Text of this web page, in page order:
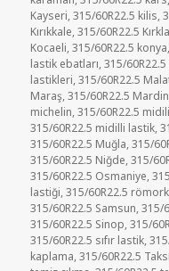
Kayseri ,315/60R22.5 kilis ,
Kırıkkale ,315/60R22.5
Kocaeli ,315/60R22.5 konya
lastik ebatları ,315/
lastikleri ,315/60R22.5
Maraş ,315/60R22.5 Mardin
michelin ,315/60R22.5
315/60R22.5 midilli lastik ,
315/60R22.5 Muğla ,315/
315/60R22.5 Niğde ,315/
315/60R22.5 Osmaniye ,
lastiği ,315/60R22.5
315/60R22.5 Samsun ,315/
315/60R22.5 Sinop ,315/
315/60R22.5 sıfır lastik ,
kaplama ,315/60R22.5